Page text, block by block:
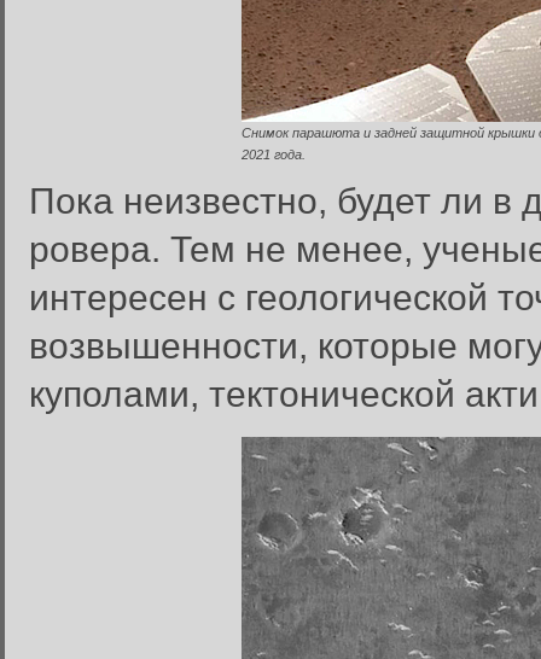
Снимок парашюта и задней защитной
2021 года.
Пока неизвестно, будет ли
ровера. Тем не менее,
интересен с геологической
возвышенности, которые
куполами, тектонической